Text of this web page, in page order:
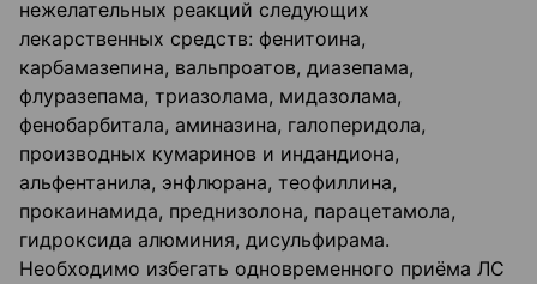
нежелательных реакций следующих
лекарственных средств: фенитоина,
карбамазепина, вальпроатов, диазепама,
флуразепама, триазолама, мидазолама,
фенобарбитала, аминазина, галоперидола,
производных кумаринов и индандиона,
альфентанила, энфлюрана, теофиллина,
прокаинамида, преднизолона, парацетамола,
гидроксида алюминия, дисульфирама.
Необходимо избегать одновременного приёма ЛС